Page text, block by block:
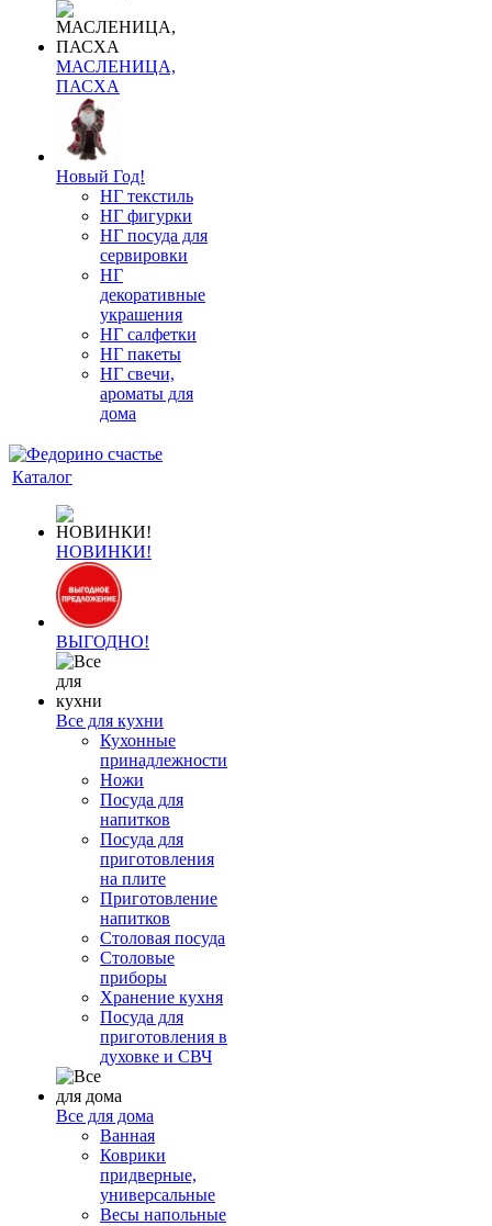
МАСЛЕНИЦА,
ПАСХА
Новый Год!
НГ текстиль
НГ фигурки
НГ посуда для
сервировки
НГ
декоративные
украшения
НГ салфетки
НГ пакеты
НГ свечи,
ароматы для
дома
Каталог
НОВИНКИ!
ВЫГОДНО!
Все для кухни
Кухонные
принадлежности
Ножи
Посуда для
напитков
Посуда для
приготовления
на плите
Приготовление
напитков
Столовая посуда
Столовые
приборы
Хранение кухня
Посуда для
приготовления в
духовке и СВЧ
Все для дома
Ванная
Коврики
придверные,
универсальные
Весы напольные